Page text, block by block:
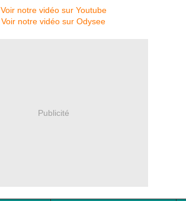
Voir notre vidéo sur Youtube
Voir notre vidéo sur Odysee
Publicité